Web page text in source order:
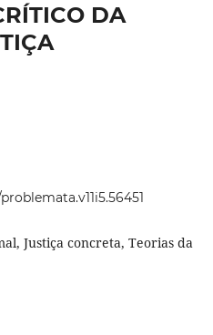
DA
Justiça concreta, Teorias da